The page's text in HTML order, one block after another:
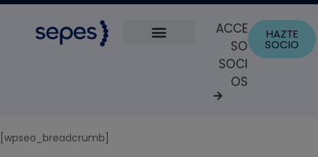
ACCE
SO
SOCI
OS
HAZTE
SOCIO
[wpseo_breadcrumb]